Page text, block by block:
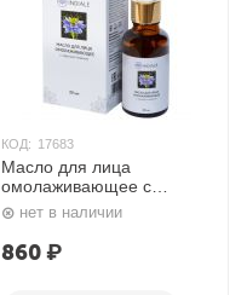
КОД: 17683
Масло для лица
омолаживающее с
чёрным тмином 30 мл.
Indiale
нет в наличии
860₽